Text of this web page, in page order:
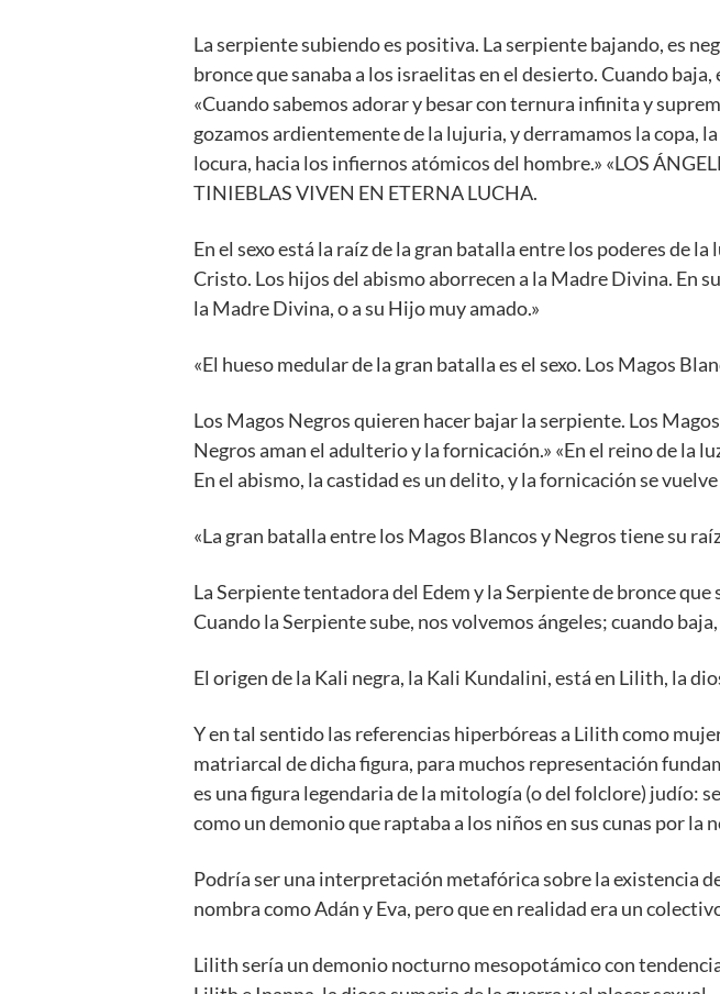
La serpiente subiendo es positiva. La serpiente bajando, es
bronce que sanaba a los israelitas en el desierto. Cuando
«Cuando sabemos adorar y besar con ternura infinita y
gozamos ardientemente de la lujuria, y derramamos la copa,
locura, hacia los infiernos atómicos del hombre.» «LOS
TINIEBLAS VIVEN EN ETERNA LUCHA.
En el sexo está la raíz de la gran batalla entre los poderes de
Cristo. Los hijos del abismo aborrecen a la Madre Divina. En
la Madre Divina, o a su Hijo muy amado.»
«El hueso medular de la gran batalla es el sexo. Los Magos
Los Magos Negros quieren hacer bajar la serpiente. Los
Negros aman el adulterio y la fornicación.» «En el reino de la
En el abismo, la castidad es un delito, y la fornicación se vuelve
«La gran batalla entre los Magos Blancos y Negros tiene su
La Serpiente tentadora del Edem y la Serpiente de bronce
Cuando la Serpiente sube, nos volvemos ángeles; cuando
El origen de la Kali negra, la Kali Kundalini, está en Lilith, la
Y en tal sentido las referencias hiperbóreas a Lilith como
matriarcal de dicha figura, para muchos representación
es una figura legendaria de la mitología (o del folclore) judío:
como un demonio que raptaba a los niños en sus cunas por la
Podría ser una interpretación metafórica sobre la existencia
nombra como Adán y Eva, pero que en realidad era un
Lilith sería un demonio nocturno mesopotámico con